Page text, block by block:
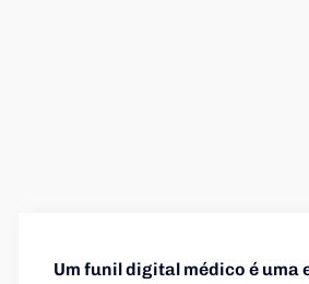
Um funil digital médico é